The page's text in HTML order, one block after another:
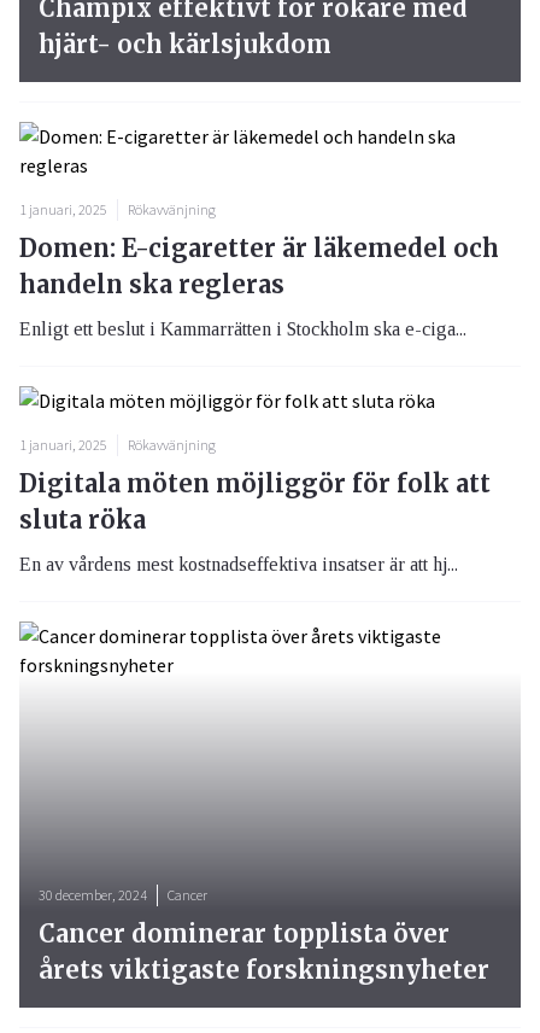
1 januari, 2025 Rökavvänjning
Domen: E-cigaretter är läkemedel och
handeln ska regleras
Enligt ett beslut i Kammarrätten i Stockholm ska e-ciga...
1 januari, 2025 Rökavvänjning
Digitala möten möjliggör för folk att
sluta röka
En av vårdens mest kostnadseffektiva insatser är att hj...
Champix effektivt för rökare med
hjärt- och kärlsjukdom
30 december, 2024 Cancer
Cancer dominerar topplista över
årets viktigaste forskningsnyheter